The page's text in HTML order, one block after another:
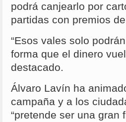
podrá canjearlo por
partidas con premios
“Esos vales solo
forma que el dinero
destacado.
Álvaro Lavín ha
campaña y a los
“pretende ser una gran